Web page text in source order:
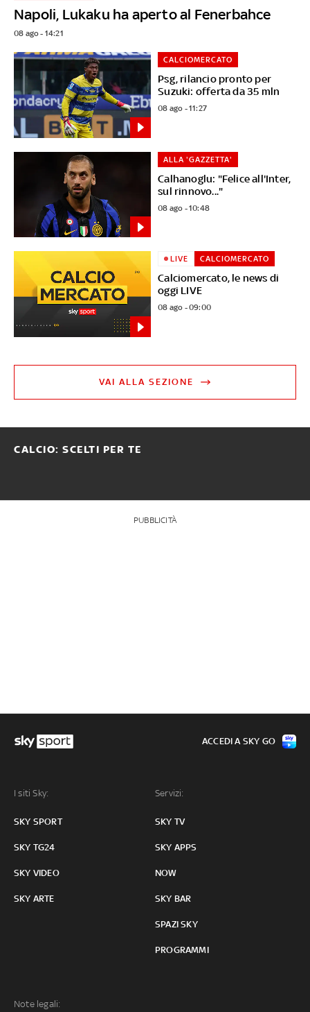
Napoli, Lukaku ha aperto al Fenerbahce
08 ago - 14:21
Psg, rilancio pronto per
Suzuki: offerta da 35 mln
CALCIOMERCATO
08 ago - 11:27
Calhanoglu: "Felice all'Inter,
sul rinnovo..."
ALLA 'GAZZETTA'
08 ago - 10:48
Calciomercato, le news di
oggi LIVE
LIVE CALCIOMERCATO
08 ago - 09:00
VAI ALLA SEZIONE
CALCIO: SCELTI PER TE
PUBBLICITÀ
I siti Sky:
SKY SPORT
SKY TG24
SKY VIDEO
SKY ARTE
Servizi:
SKY TV
SKY APPS
NOW
SKY BAR
SPAZI SKY
PROGRAMMI
Note legali:
ACCEDI A SKY GO